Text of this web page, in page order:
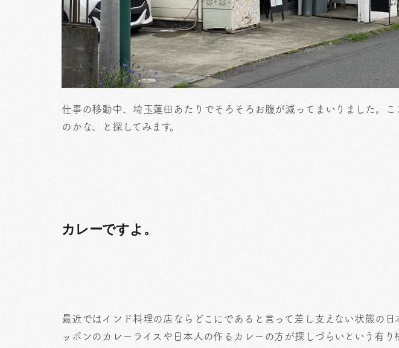
仕事の移動中、埼玉蓮田あたりでそろそろお腹が減ってまいりました。
のかな、と探してみます。
カレーですよ。
最近ではインド料理の店ならどこにであると言って差し支えない状態の
ッポンのカレーライスや日本人の作るカレーの方が探しづらいという有り